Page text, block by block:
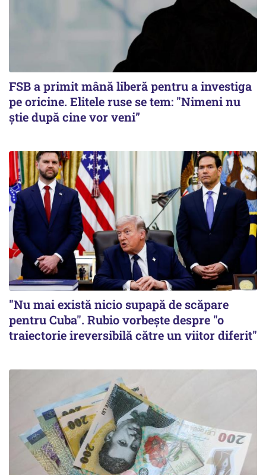
FSB a primit mână liberă pentru a investiga
pe oricine. Elitele ruse se tem: "Nimeni nu
știe după cine vor veni”
"Nu mai există nicio supapă de scăpare
pentru Cuba". Rubio vorbește despre "o
traiectorie ireversibilă către un viitor diferit"